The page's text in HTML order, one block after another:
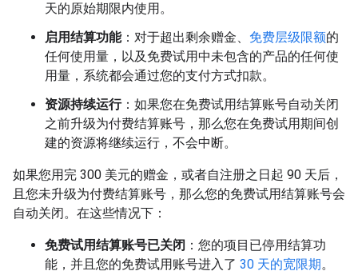
天的原始期限内使用。
启用结算功能：对于超出剩余赠金、 免费层级限额的
任何使用量，以及免费试用中未包含的产品的任何使
用量，系统都会通过您的支付方式扣款。
资源持续运行：如果您在免费试用结算账号自动关闭
之前升级为付费结算账号，那么您在免费试用期间创
建的资源将继续运行，不会中断。
如果您用完 300 美元的赠金，或者自注册之日起 90 天后，
且您未升级为付费结算账号，那么您的免费试用结算账号会
自动关闭。在这些情况下：
免费试用结算账号已关闭 ：您的项目已停用结算功
能，并且您的免费试用账号进入了 30 天的宽限期。